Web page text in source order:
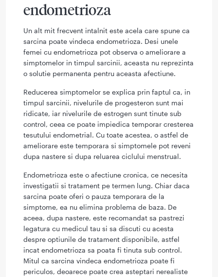
endometrioza
Un alt mit frecvent intalnit este acela care spune ca
sarcina poate vindeca endometrioza. Desi unele
femei cu endometrioza pot observa o ameliorare a
simptomelor in timpul sarcinii, aceasta nu reprezinta
o solutie permanenta pentru aceasta afectiune.
Reducerea simptomelor se explica prin faptul ca, in
timpul sarcinii, nivelurile de progesteron sunt mai
ridicate, iar nivelurile de estrogen sunt tinute sub
control, ceea ce poate impiedica temporar cresterea
tesutului endometrial. Cu toate acestea, o astfel de
ameliorare este temporara si simptomele pot reveni
dupa nastere si dupa reluarea ciclului menstrual.
Endometrioza este o afectiune cronica, ce necesita
investigatii si tratament pe termen lung. Chiar daca
sarcina poate oferi o pauza temporara de la
simptome, ea nu elimina problema de baza. De
aceea, dupa nastere, este recomandat sa pastrezi
legatura cu medicul tau si sa discuti cu acesta
despre optiunile de tratament disponibile, astfel
incat endometrioza sa poata fi tinuta sub control.
Mitul ca sarcina vindeca endometrioza poate fi
periculos, deoarece poate crea asteptari nerealiste